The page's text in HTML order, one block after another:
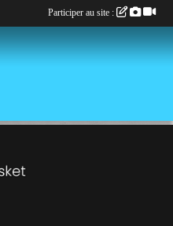
Participer au site :